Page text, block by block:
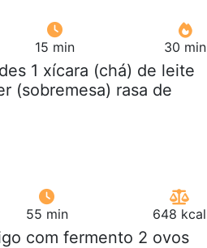
15 min 30 min
1 xícara (chá) de leite
(sobremesa) rasa de
55 min 648 kcal
com fermento 2 ovos